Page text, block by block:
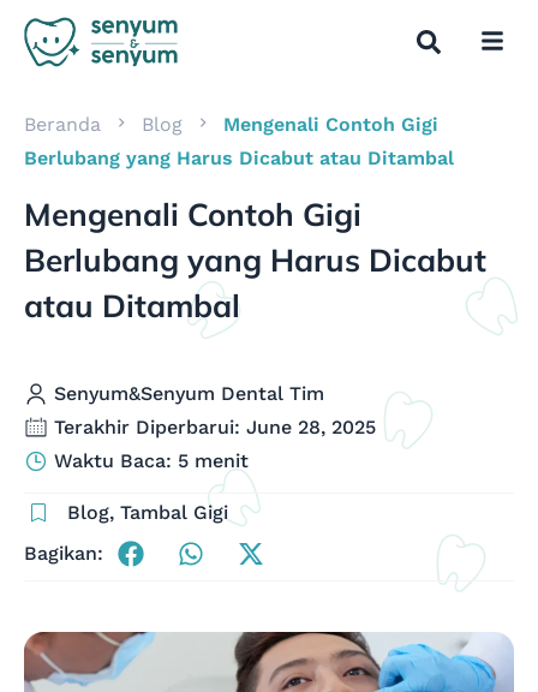
Beranda Blog
Mengenali Contoh Gigi
Berlubang yang Harus Dicabut atau Ditambal
Mengenali Contoh Gigi
Berlubang yang Harus Dicabut
atau Ditambal
Senyum&Senyum Dental Tim
Terakhir Diperbarui: June 28, 2025
Waktu Baca: 5 menit
Blog, Tambal Gigi
Bagikan: